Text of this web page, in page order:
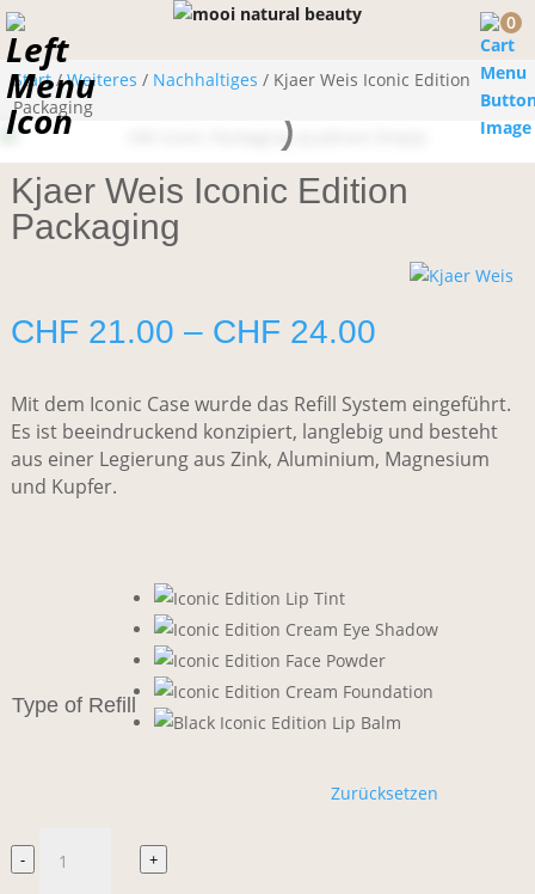
Start/Weiteres / Nachhaltiges / Kjaer Weis Iconic Edition
Packaging
Kjaer Weis Iconic Edition
Packaging
CHF 21.00 – CHF 24.00
CHF
Mit dem Iconic Case wurde das Refill System eingeführt.
Es ist beeindruckend konzipiert, langlebig und besteht
aus einer Legierung aus Zink, Aluminium, Magnesium
und Kupfer.
Type of Refill
Zurücksetzen
Kjaer
- +
0